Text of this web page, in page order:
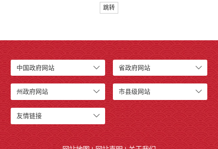
跳转
中国政府网站 省政府网站
州政府网站 市县级网站
友情链接